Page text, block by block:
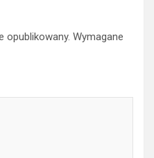
opublikowany. Wymagane